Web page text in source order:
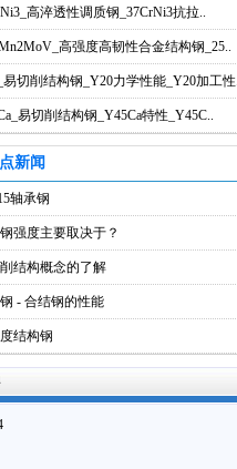
高淬透性调质钢_37CrNi3抗拉..
高强度高韧性合金结构钢_25..
易切削结构钢_Y20力学性能_Y20加工性..
易切削结构钢_Y45Ca特性_Y45C..
新闻
轴承钢
强度主要取决于？
结构概念的了解
- 合结钢的性能
结构钢